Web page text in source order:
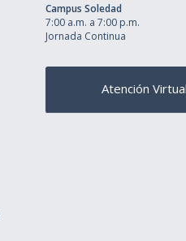
Campus Soledad
7:00 a.m. a 7:00 p.m.
Jornada Continua
Atención Virtual